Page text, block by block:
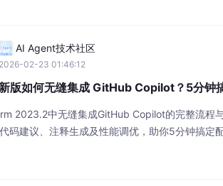
AI Agent技术社区
02-23 01:46:12
版如何无缝集成 GitHub Copilot？5分钟
2023.2中无缝集成GitHub Copilot的完整流程
码建议、注释生成及性能调优，助你5分钟搞定